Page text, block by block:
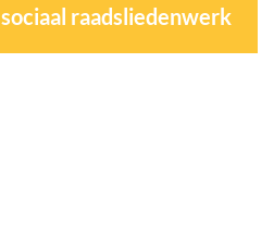
sociaal raadsliedenwerk